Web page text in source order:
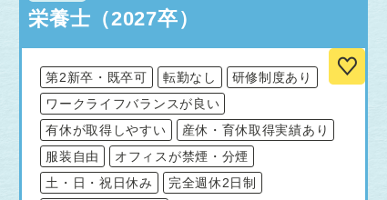
栄養士（2027卒）
第2新卒・既卒可 転勤なし
研修制度あり
ワークライフバランスが良い
有休が取得しやすい
産休・育休取得実績あり
服装自由
オフィスが禁煙・分煙
土・日・祝日休み
完全週休2日制